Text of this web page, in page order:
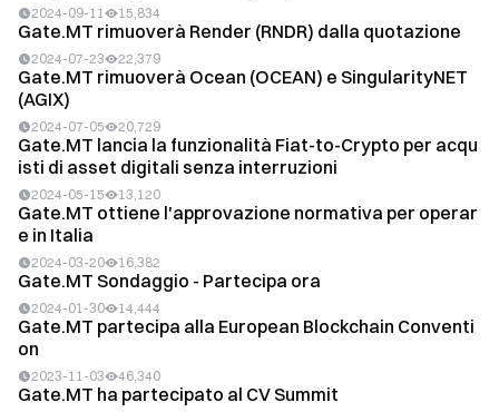
2024-09-11 15,834
Gate.MT rimuoverà Render (RNDR) dalla quotazione
2024-07-23 22,379
Gate.MT rimuoverà Ocean (OCEAN) e SingularityNET
(AGIX)
2024-07-05 20,729
Gate.MT lancia la funzionalità Fiat-to-Crypto per acqu
isti di asset digitali senza interruzioni
2024-05-15 13,120
Gate.MT ottiene l'approvazione normativa per operar
e in Italia
2024-03-20 16,382
Gate.MT Sondaggio - Partecipa ora
2024-01-30 14,444
Gate.MT partecipa alla European Blockchain Conventi
on
2023-11-03 46,340
Gate.MT ha partecipato al CV Summit